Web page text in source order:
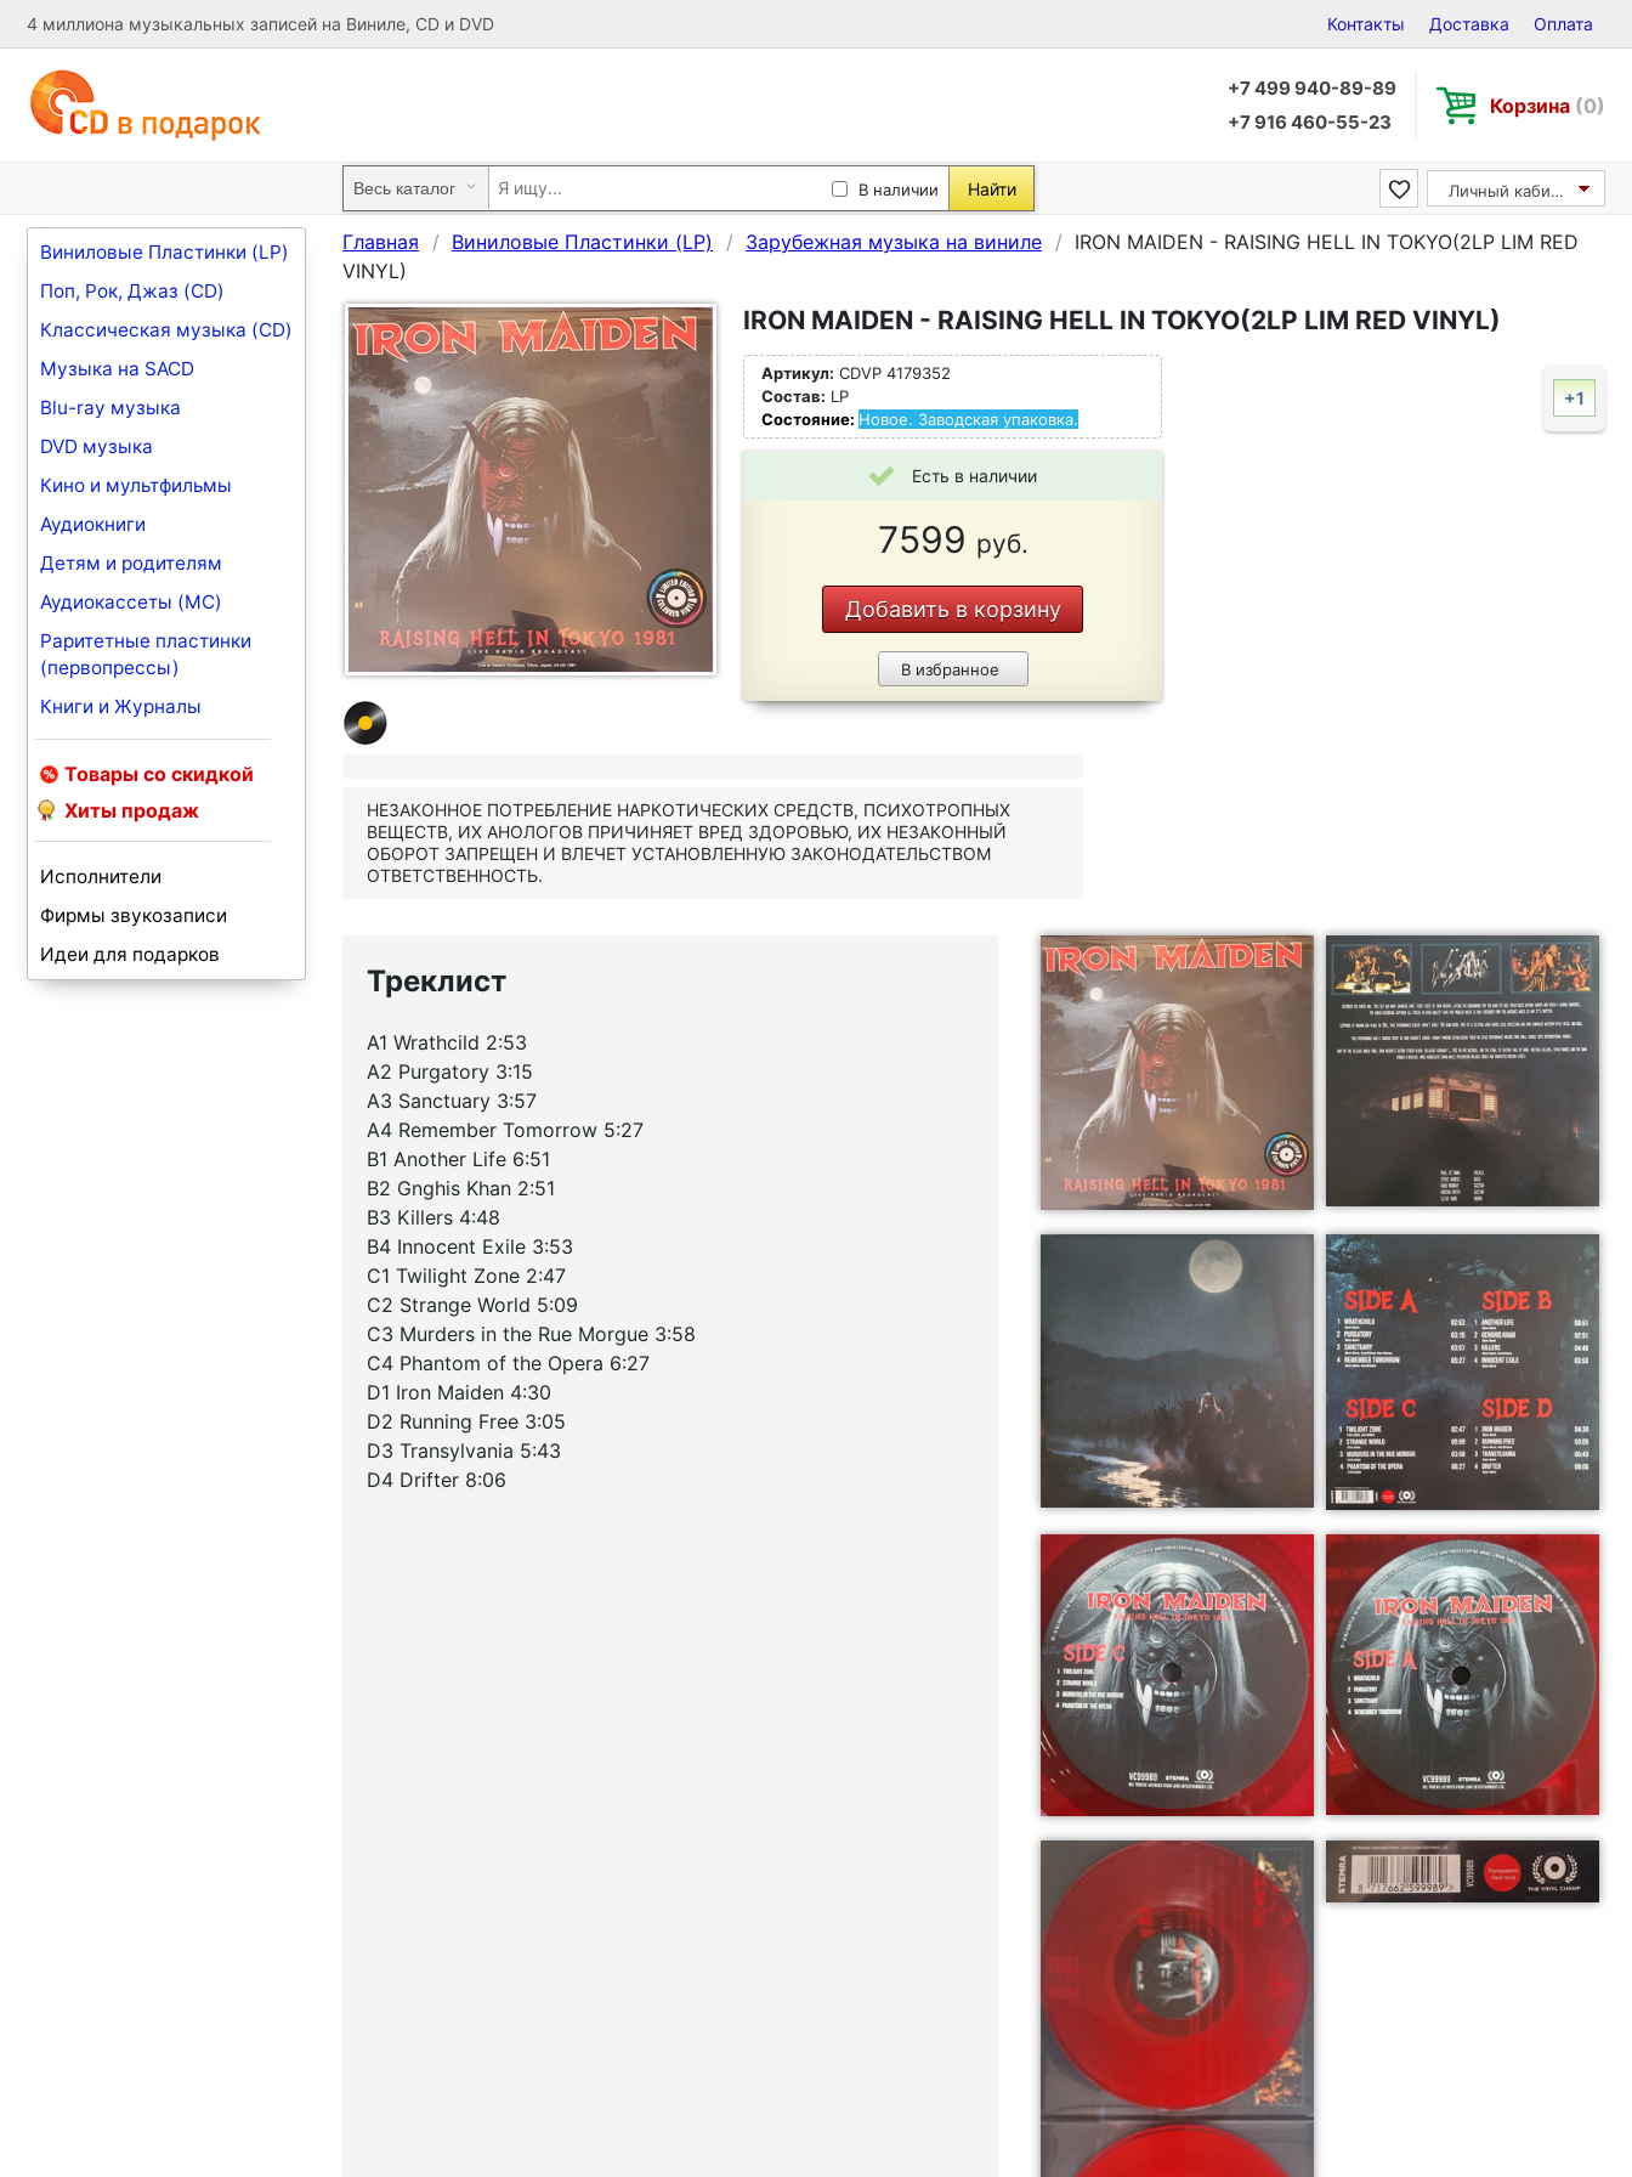
4 миллиона музыкальных записей на Виниле, CD и DVD Контакты Доставка Оплата
+7 499 940-89-89
+7 916 460-55-23
Корзина (0)
В наличии Найти Личный кабинет
Виниловые Пластинки (LP)
Поп, Рок, Джаз (CD)
Классическая музыка (CD)
Музыка на SACD
Blu-ray музыка
DVD музыка
Кино и мультфильмы
Аудиокниги
Детям и родителям
Аудиокассеты (MC)
Раритетные пластинки
(первопрессы)
Книги и Журналы
Товары со скидкой
Хиты продаж
Исполнители
Фирмы звукозаписи
Идеи для подарков
Главная Виниловые Пластинки (LP) Зарубежная музыка на виниле
IRON MAIDEN - RAISING HELL IN TOKYO(2LP LIM RED
VINYL)
IRON MAIDEN - RAISING HELL IN TOKYO(2LP LIM RED VINYL)
Артикул: CDVP 4179352
Состав: LP
Состояние: Новое. Заводская упаковка.
Есть в наличии
7599 руб.
Добавить в корзину
В избранное
+1
НЕЗАКОННОЕ ПОТРЕБЛЕНИЕ НАРКОТИЧЕСКИХ СРЕДСТВ, ПСИХОТРОПНЫХ
ВЕЩЕСТВ, ИХ АНОЛОГОВ ПРИЧИНЯЕТ ВРЕД ЗДОРОВЬЮ, ИХ НЕЗАКОННЫЙ
ОБОРОТ ЗАПРЕЩЕН И ВЛЕЧЕТ УСТАНОВЛЕННУЮ ЗАКОНОДАТЕЛЬСТВОМ
ОТВЕТСТВЕННОСТЬ.
Треклист
A1 Wrathcild 2:53
A2 Purgatory 3:15
A3 Sanctuary 3:57
A4 Remember Tomorrow 5:27
B1 Another Life 6:51
B2 Gnghis Khan 2:51
B3 Killers 4:48
B4 Innocent Exile 3:53
C1 Twilight Zone 2:47
C2 Strange World 5:09
C3 Murders in the Rue Morgue 3:58
C4 Phantom of the Opera 6:27
D1 Iron Maiden 4:30
D2 Running Free 3:05
D3 Transylvania 5:43
D4 Drifter 8:06